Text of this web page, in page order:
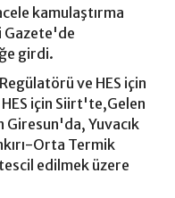
kamulaştırma
Gazete'de
girdi.
ve HES için
için Siirt'te,Gelen
Giresun'da, Yuvacık
Orta Termik
edilmek üzere